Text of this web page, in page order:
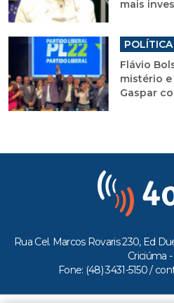
mais
POLÍTICA
Flávio
mistério
Gaspar
Rua Cel. Marcos Rovaris 230, Ed
Criciúma -
Fone: (48) 3431-5150 /